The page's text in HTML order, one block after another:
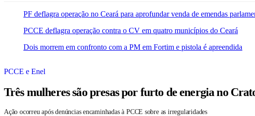
PF deflagra operação no Ceará para aprofundar venda de emendas
PCCE deflagra operação contra o CV em quatro municípios do Ceará
Dois morrem em confronto com a PM em Fortim e pistola é apreendida
PCCE e Enel
Três mulheres são presas por furto de energia no
Ação ocorreu após denúncias encaminhadas à PCCE sobre as irregularidades